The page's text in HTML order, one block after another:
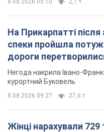
8.08.2026 05:10 2,1 т.
На Прикарпатті
спеки пройшла
дороги
Відео
Негода накрила Івано-
курортний Буковель
8.08.2026 09:27 27,6 т.
Жінці нарахували 729